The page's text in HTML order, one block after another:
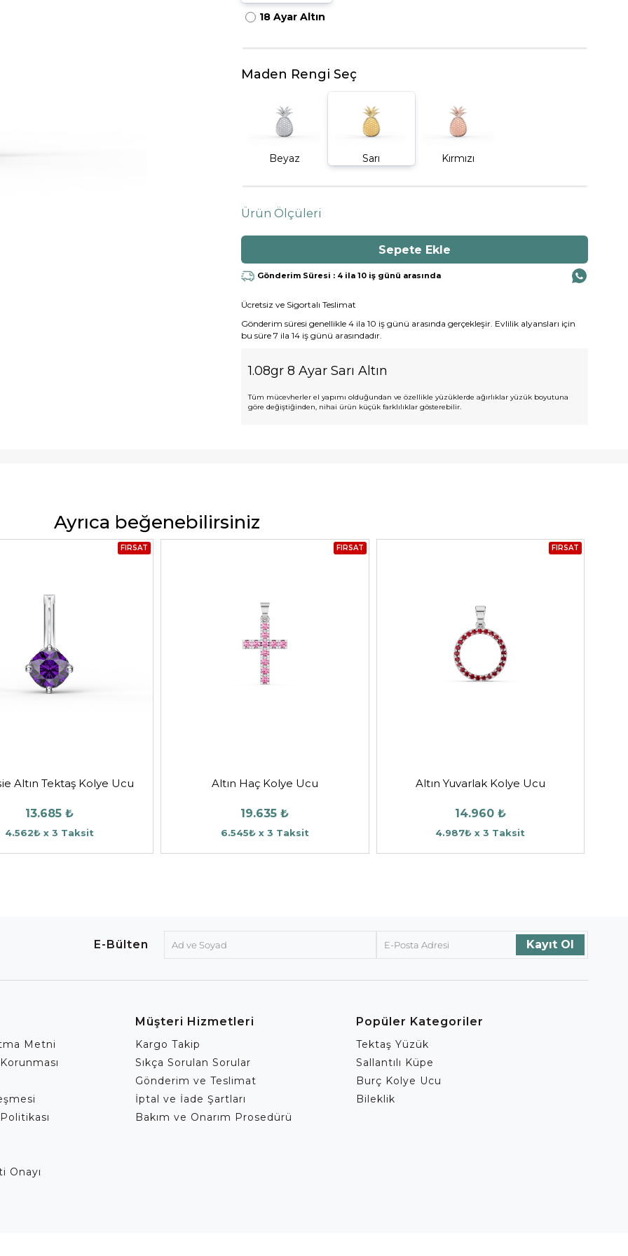
18 Ayar Altın
Maden Rengi Seç
Beyaz Sarı Kırmızı
Ürün Ölçüleri
Gönderim Süresi : 4 ila 10 iş günü arasında
Ücretsiz ve Sigortalı Teslimat
Gönderim süresi genellikle 4 ila 10 iş günü arasında gerçekleşir. Evlilik alyansları için
bu süre 7 ila 14 iş günü arasındadır.
1.08gr 8 Ayar Sarı Altın
Tüm mücevherler el yapımı olduğundan ve özellikle yüzüklerde ağırlıklar yüzük boyutuna
göre değiştiğinden, nihai ürün küçük farklılıklar gösterebilir.
Ayrıca beğenebilirsiniz
FIRSAT
Altın Tektaş Kolye Ucu
13.685 ₺
4.562₺ x 3 Taksit
FIRSAT
Altın Haç Kolye Ucu
19.635 ₺
6.545₺ x 3 Taksit
FIRSAT
Altın Yuvarlak Kolye Ucu
14.960 ₺
4.987₺ x 3 Taksit
E-Bülten
Metni
Onayı
Müşteri Hizmetleri
Kargo Takip
Sıkça Sorulan Sorular
Gönderim ve Teslimat
İptal ve İade Şartları
Bakım ve Onarım Prosedürü
Popüler Kategoriler
Tektaş Yüzük
Sallantılı Küpe
Burç Kolye Ucu
Bileklik